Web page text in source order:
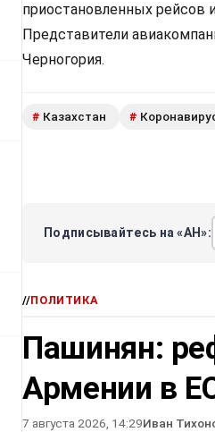
приостановленных рейсов
Представители
Черногория.
# Казахстан #
Подписывайтесь на «АН»:
//ПОЛИТИКА
Пашинян:
Армении в
7 августа 2026, 14:29Иван